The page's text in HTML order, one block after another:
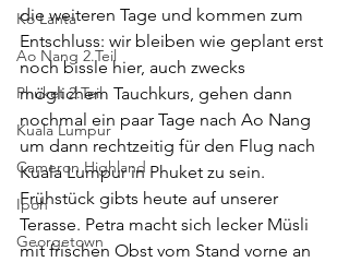
Ko Lanta
Ao Nang 2.Teil
Phuket 2.Teil
Kuala Lumpur
Cameron Highland
Ipoh
Georgetown
die weiteren Tage und kommen zum
Entschluss: wir bleiben wie geplant erst
noch bissle hier, auch zwecks
möglichem Tauchkurs, gehen dann
nochmal ein paar Tage nach Ao Nang
um dann rechtzeitig für den Flug nach
Kuala Lumpur in Phuket zu sein.
Frühstück gibts heute auf unserer
Terasse. Petra macht sich lecker Müsli
mit frischen Obst vom Stand vorne an